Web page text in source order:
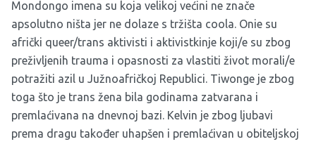
Mondongo imena su koja velikoj većini ne znače
apsolutno ništa jer ne dolaze s tržišta coola. Onie su
afrički queer/trans aktivisti i aktivistkinje koji/e su zbog
preživljenih trauma i opasnosti za vlastiti život morali/e
potražiti azil u Južnoafričkoj Republici. Tiwonge je zbog
toga što je trans žena bila godinama zatvarana i
premlaćivana na dnevnoj bazi. Kelvin je zbog ljubavi
prema dragu također uhapšen i premlaćivan u obiteljskoj